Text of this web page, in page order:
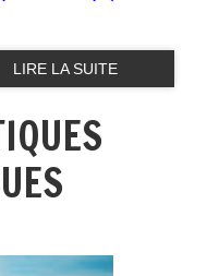
LIRE LA SUITE